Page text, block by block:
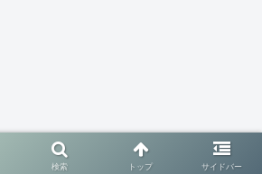
検索 トップ サイドバー